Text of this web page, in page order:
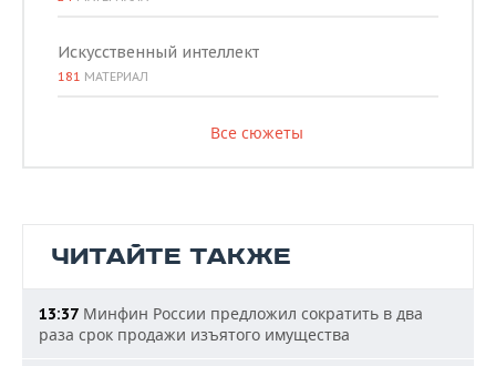
Искусственный интеллект
181 МАТЕРИАЛ
Все сюжеты
ЧИТАЙТЕ ТАКЖЕ
13:37 Минфин России предложил сократить в два
раза срок продажи изъятого имущества